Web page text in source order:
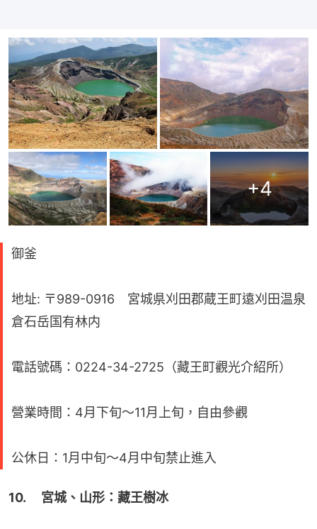
+4
御釜
地址: 〒989-0916 宮城県刈田郡蔵王町遠刈田温泉
倉石岳国有林内
電話號碼：0224-34-2725（藏王町觀光介紹所）
營業時間：4月下旬～11月上旬，自由參觀
公休日：1月中旬～4月中旬禁止進入
10. 　宮城、山形：藏王樹冰